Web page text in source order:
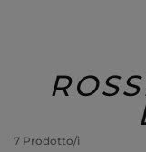
7 Prodotto/i